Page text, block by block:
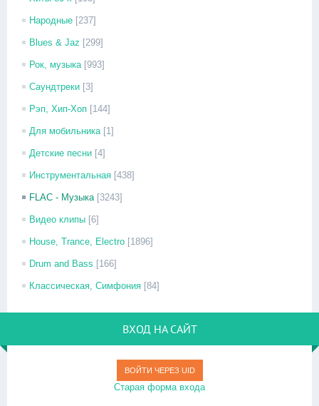
Народные [237]
Blues & Jaz [299]
Рок, музыка [993]
Саундтреки [3]
Рэп, Хип-Хоп [144]
Для мобильника [1]
Детские песни [4]
Инструментальная [438]
FLAC - Музыка [3243]
Видео клипы [6]
House, Trance, Electro [1896]
Drum and Bass [166]
Классическая, Симфония [84]
ВХОД НА САЙТ
ВОЙТИ ЧЕРЕЗ UID
Старая форма входа